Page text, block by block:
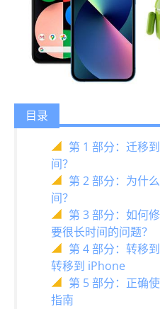
目录
第 1 部分：迁移
间？
第 2 部分：为什
间？
第 3 部分：如何
要很长时间的问题？
第 4 部分：转移
转移到 iPhone
第 5 部分：正确
指南